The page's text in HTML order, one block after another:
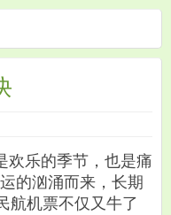
欢乐的季节，也是痛
的汹涌而来，长期
航机票不仅又牛了